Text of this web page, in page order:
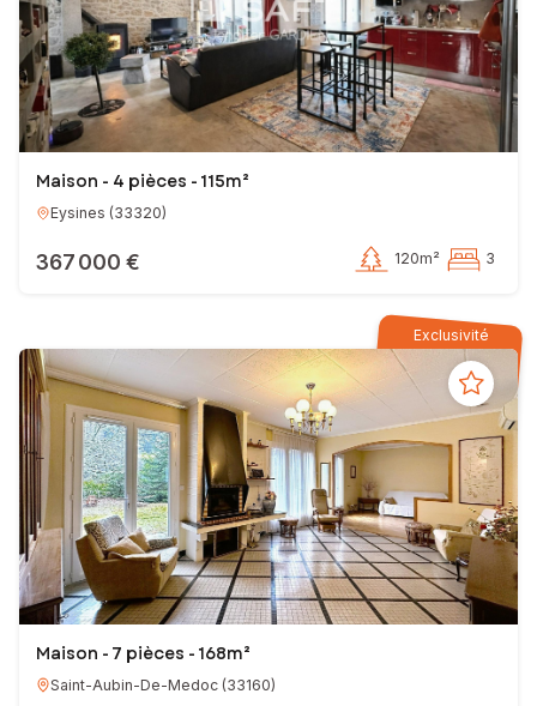
Maison - 4 pièces - 115m²
Eysines (33320)
367 000 € 120m² 3
Exclusivité
Maison - 7 pièces - 168m²
Saint-Aubin-De-Medoc (33160)